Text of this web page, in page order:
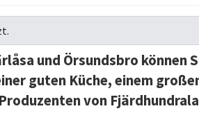
und Örsundsbro
guten Küche, einem
von